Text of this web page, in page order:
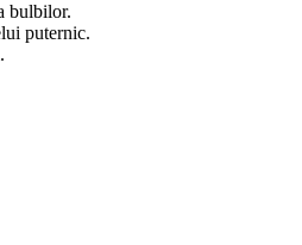
bulbilor.
puternic.